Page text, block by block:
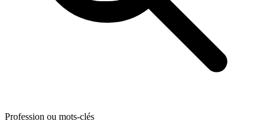
Profession ou mots-clés